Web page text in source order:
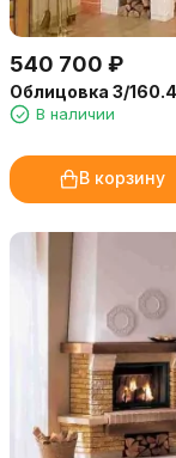
540 700 ₽
Облицовка 3/
В наличии
В корзину